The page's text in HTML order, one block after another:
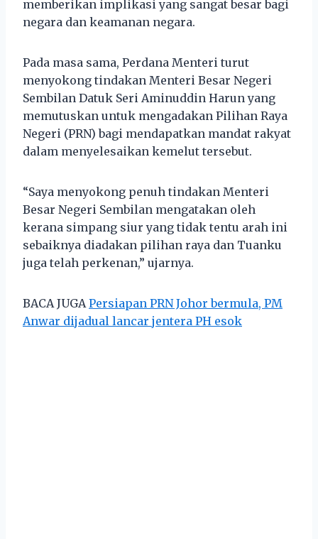
memberikan implikasi yang sangat besar bagi
negara dan keamanan negara.
Pada masa sama, Perdana Menteri turut
menyokong tindakan Menteri Besar Negeri
Sembilan Datuk Seri Aminuddin Harun yang
memutuskan untuk mengadakan Pilihan Raya
Negeri (PRN) bagi mendapatkan mandat rakyat
dalam menyelesaikan kemelut tersebut.
“Saya menyokong penuh tindakan Menteri
Besar Negeri Sembilan mengatakan oleh
kerana simpang siur yang tidak tentu arah ini
sebaiknya diadakan pilihan raya dan Tuanku
juga telah perkenan,” ujarnya.
BACA JUGA Persiapan PRN Johor bermula, PM
Anwar dijadual lancar jentera PH esok